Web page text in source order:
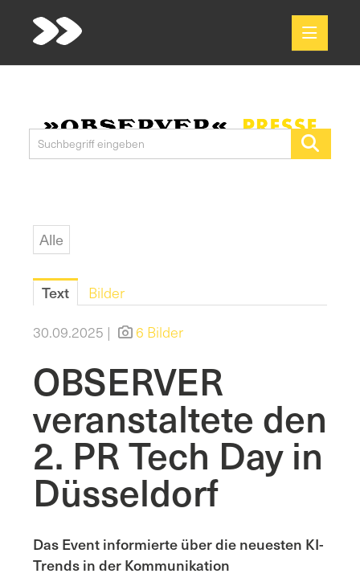
Media
Alle
Text
Bilder
30.09.2025 |
6 Bilder
OBSERVER
veranstaltete den
2. PR Tech Day in
Düsseldorf
Das Event informierte über die neuesten KI-
Trends in der Kommunikation